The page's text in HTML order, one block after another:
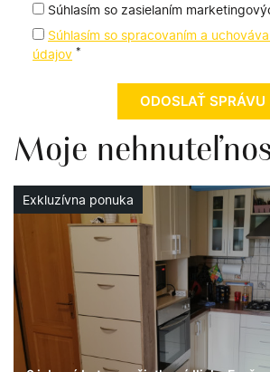
Súhlasím so zasielaním
Súhlasím so spracovaním a
údajov *
Moje
Exkluzívna ponuka